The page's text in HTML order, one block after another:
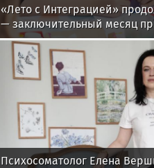
«Лето с Интеграцией»
— заключительный месяц
Психосоматолог Елена